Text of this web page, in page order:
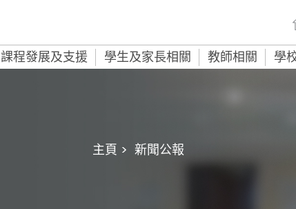
課程發展及支援 學生及家長相關 教師相關 學
主頁 > 新聞公報